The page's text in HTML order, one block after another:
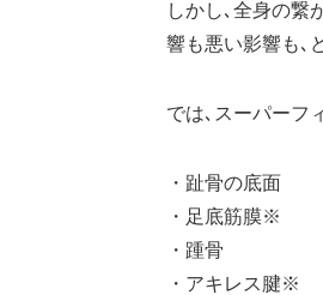
しかし､全身の繋
響も悪い影響も､
では､スーパーフ
・趾骨の底面
・足底筋膜※
・踵骨
・アキレス腱※